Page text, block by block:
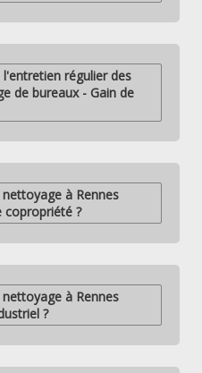
régulier des
de bureaux - Gain de
à Rennes
copropriété ?
à Rennes
?